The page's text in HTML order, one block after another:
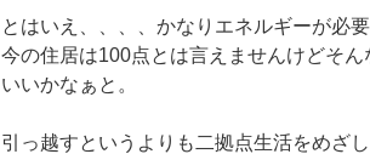
とはいえ、、、、かなりエネルギーが必要
今の住居は100点とは言えませんけどそ
いいかなぁと。
引っ越すというよりも二拠点生活をめざ